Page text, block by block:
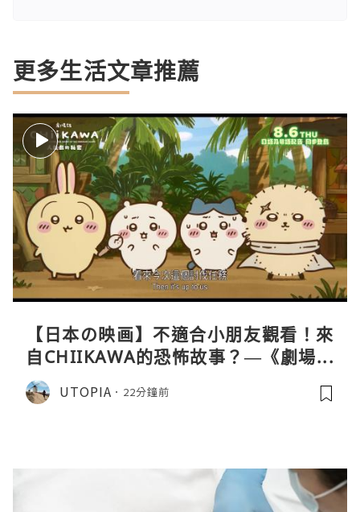
更多生活文章推薦
【日本の映画】不適合小朋友觀看！來
自CHIIKAWA的恐怖故事？—《劇場版
CHIIKAWA 人魚島的秘密》
UTOPIA 22分鐘前